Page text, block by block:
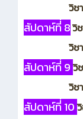
วิช
สัปดาห์ที่่ 8วิ
วิช
สัปดาห์ที่่ 9 วิ
วิช
สัปดาห์ที่่ 10